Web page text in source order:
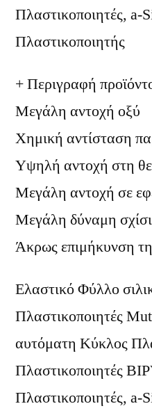
Πλαστικοποιητές, a-
Πλαστικοποιητής
+ Περιγραφή
Μεγάλη αντοχή οξύ
Χημική αντίσταση
Υψηλή αντοχή στη
Μεγάλη αντοχή σε
Μεγάλη δύναμη
Άκρως επιμήκυνση
Ελαστικό Φύλλο
Πλαστικοποιητές
αυτόματη Κύκλος
Πλαστικοποιητές
Πλαστικοποιητές, a-